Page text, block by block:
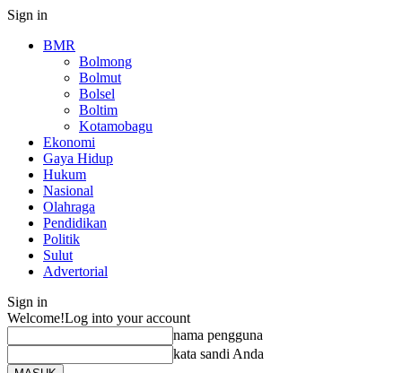
Sign in
BMR
Bolmong
Bolmut
Bolsel
Boltim
Kotamobagu
Ekonomi
Gaya Hidup
Hukum
Nasional
Olahraga
Pendidikan
Politik
Sulut
Advertorial
Sign in
Welcome!Log into your account
nama pengguna
kata sandi Anda